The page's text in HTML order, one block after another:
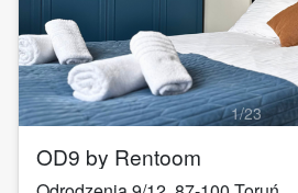
1/23
OD9 by Rentoom